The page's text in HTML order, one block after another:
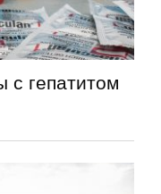
с гепатитом